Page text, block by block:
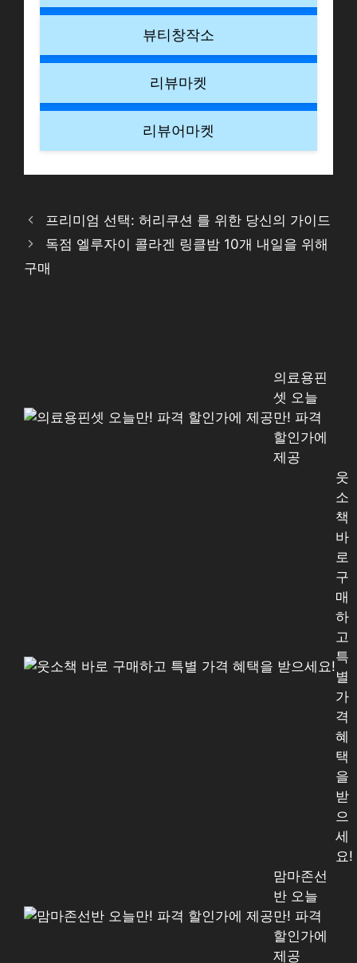
뷰티창작소
리뷰마켓
리뷰어마켓
프리미엄 선택: 허리쿠션 를 위한 당신의 가이드
독점 엘루자이 콜라겐 링클밤 10개 내일을 위해
구매
의료용핀
셋 오늘
만! 파격
할인가에
제공
웃
소
책
바
로
구
매
하
고
특
별
가
격
혜
택
을
받
으
세
요!
맘마존선
반 오늘
만! 파격
할인가에
제공